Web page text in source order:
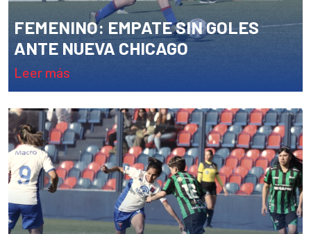
FEMENINO: EMPATE SIN GOLES
ANTE NUEVA CHICAGO
leer más